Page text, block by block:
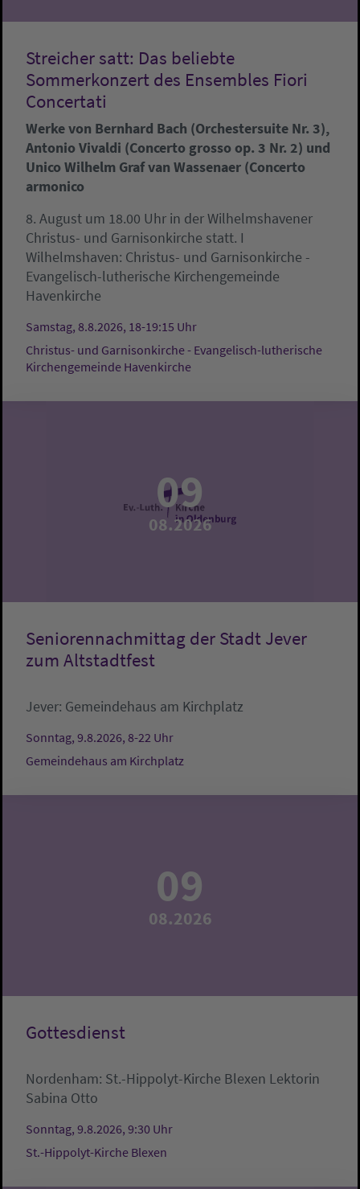
Streicher satt: Das beliebte
Sommerkonzert des Ensembles Fiori
Concertati
Werke von Bernhard Bach (Orchestersuite Nr. 3),
Antonio Vivaldi (Concerto grosso op. 3 Nr. 2) und
Unico Wilhelm Graf van Wassenaer (Concerto
armonico
8. August um 18.00 Uhr in der Wilhelmshavener
Christus- und Garnisonkirche statt. I
Wilhelmshaven: Christus- und Garnisonkirche -
Evangelisch-lutherische Kirchengemeinde
Havenkirche
Samstag, 8.8.2026, 18-19:15 Uhr
Christus- und Garnisonkirche - Evangelisch-lutherische
Kirchengemeinde Havenkirche
09
08.2026
Seniorennachmittag der Stadt Jever
zum Altstadtfest
Jever: Gemeindehaus am Kirchplatz
Sonntag, 9.8.2026, 8-22 Uhr
Gemeindehaus am Kirchplatz
09
08.2026
Gottesdienst
Nordenham: St.-Hippolyt-Kirche Blexen Lektorin
Sabina Otto
Sonntag, 9.8.2026, 9:30 Uhr
St.-Hippolyt-Kirche Blexen